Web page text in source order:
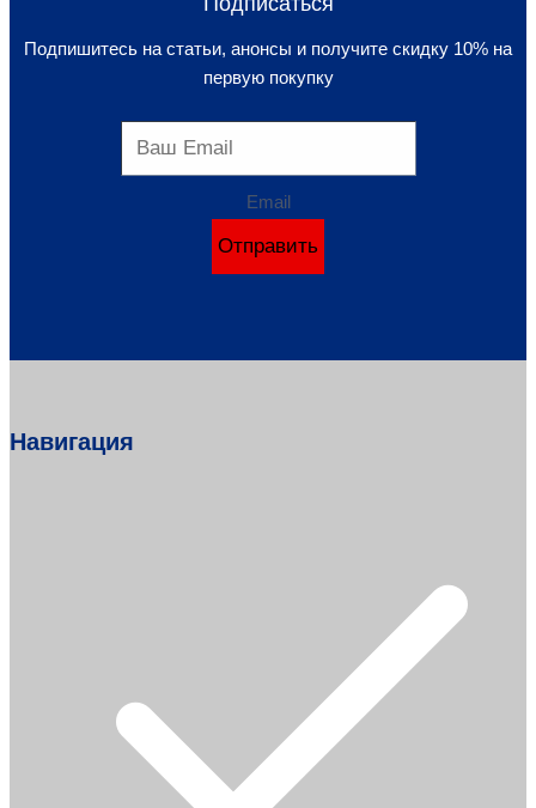
Подпишитесь на статьи, анонсы и получите скидку 10% на
первую покупку
Email
Отправить
Навигация